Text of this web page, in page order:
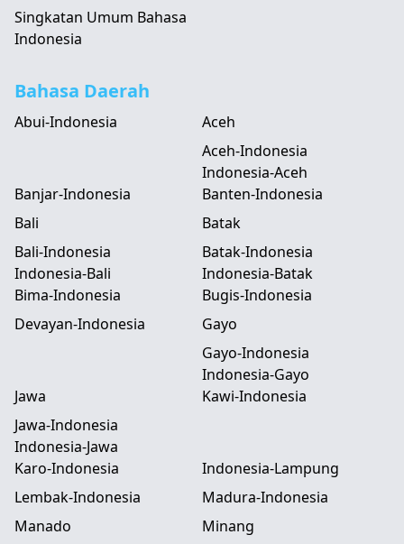
Singkatan Umum Bahasa
Indonesia
Bahasa Daerah
Abui-Indonesia
Aceh
Aceh-Indonesia
Indonesia-Aceh
Banjar-Indonesia
Banten-Indonesia
Bali
Bali-Indonesia
Indonesia-Bali
Batak
Batak-Indonesia
Indonesia-Batak
Bima-Indonesia
Bugis-Indonesia
Devayan-Indonesia
Gayo
Gayo-Indonesia
Indonesia-Gayo
Jawa
Jawa-Indonesia
Indonesia-Jawa
Kawi-Indonesia
Karo-Indonesia
Indonesia-Lampung
Lembak-Indonesia
Madura-Indonesia
Manado
Minang